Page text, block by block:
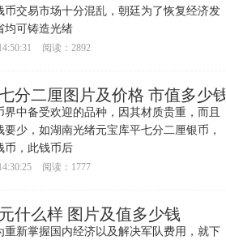
币交易市场十分混乱，朝廷为了恢复经济发
均可铸造光绪
阅读：2892
分二厘图片及价格 市值多少钱
备受欢迎的品种，因其材质贵重，而且
少，如湖南光绪元宝库平七分二厘银币，
币，此钱币后
阅读：1777
什么样 图片及值多少钱
新掌握国内经济以及解决军队费用，就下